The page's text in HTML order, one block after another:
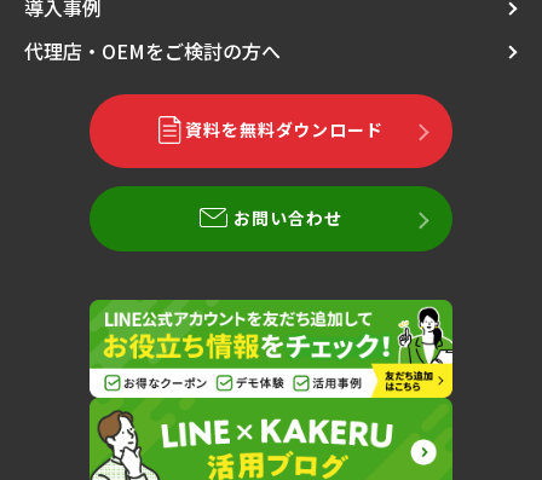
導入事例
代理店・OEMをご検討の方へ
資料を無料ダウンロード
お問い合わせ